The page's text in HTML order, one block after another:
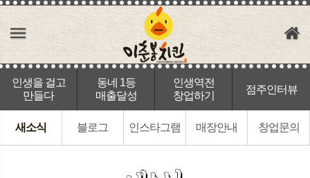
인생을 걸고
만들다
동네 1등
매출달성
인생역전
창업하기
점주인터뷰
새소식 블로그 인스타그램 매장안내 창업문의